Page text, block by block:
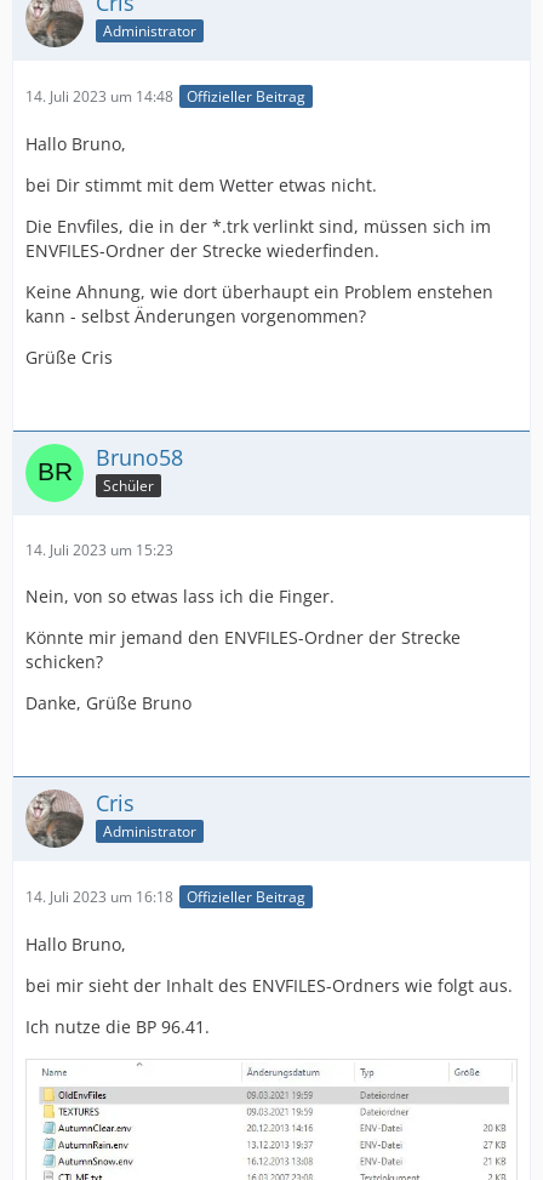
Administrator
14. Juli 2023 um 14:48 Offizieller Beitrag
Hallo Bruno,
bei Dir stimmt mit dem Wetter etwas nicht.
Die Envfiles, die in der *.trk verlinkt sind, müssen sich im
ENVFILES-Ordner der Strecke wiederfinden.
Keine Ahnung, wie dort überhaupt ein Problem enstehen
kann - selbst Änderungen vorgenommen?
Grüße Cris
Bruno58
Schüler
14. Juli 2023 um 15:23
Nein, von so etwas lass ich die Finger.
Könnte mir jemand den ENVFILES-Ordner der Strecke
schicken?
Danke, Grüße Bruno
Cris
Administrator
14. Juli 2023 um 16:18 Offizieller Beitrag
Hallo Bruno,
bei mir sieht der Inhalt des ENVFILES-Ordners wie folgt aus.
Ich nutze die BP 96.41.